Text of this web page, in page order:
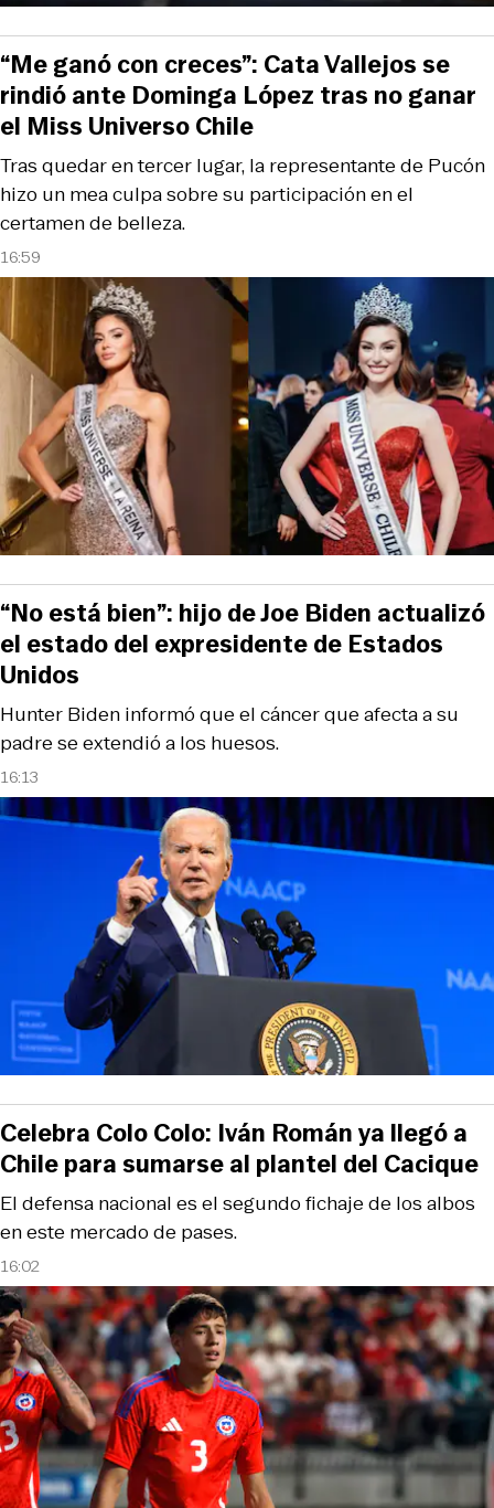
16:59
Tras quedar en tercer lugar, la representante de Pucón
hizo un mea culpa sobre su participación en el
certamen de belleza.
“Me ganó con creces”: Cata Vallejos se
rindió ante Dominga López tras no ganar
el Miss Universo Chile
16:13
Hunter Biden informó que el cáncer que afecta a su
padre se extendió a los huesos.
“No está bien”: hijo de Joe Biden actualizó
el estado del expresidente de Estados
Unidos
16:02
El defensa nacional es el segundo fichaje de los albos
en este mercado de pases.
Celebra Colo Colo: Iván Román ya llegó a
Chile para sumarse al plantel del Cacique